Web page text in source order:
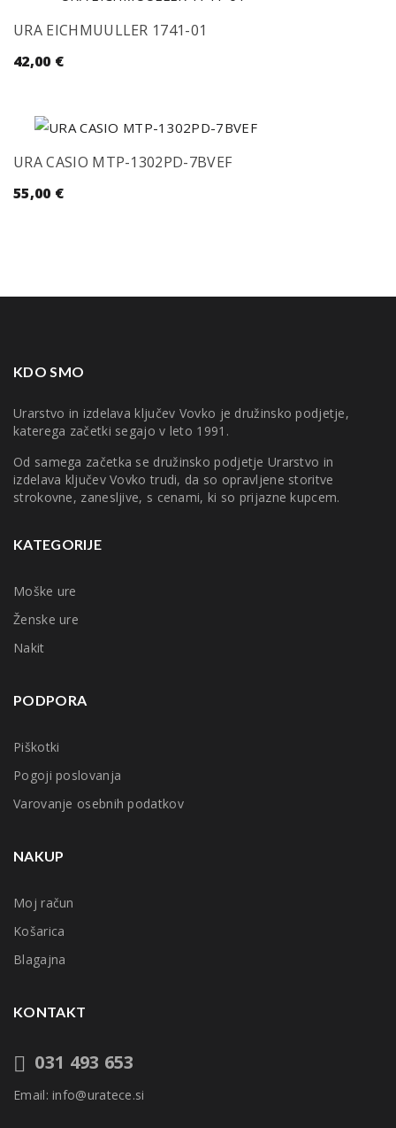
URA EICHMUULLER 1741-01
42,00 €
URA CASIO MTP-1302PD-7BVEF
55,00 €
KDO SMO
Urarstvo in izdelava ključev Vovko je družinsko podjetje,
katerega začetki segajo v leto 1991.
Od samega začetka se družinsko podjetje Urarstvo in
izdelava ključev Vovko trudi, da so opravljene storitve
strokovne, zanesljive, s cenami, ki so prijazne kupcem.
KATEGORIJE
Moške ure
Ženske ure
Nakit
PODPORA
Piškotki
Pogoji poslovanja
Varovanje osebnih podatkov
NAKUP
Moj račun
Košarica
Blagajna
KONTAKT
031 493 653
Email: info@uratece.si